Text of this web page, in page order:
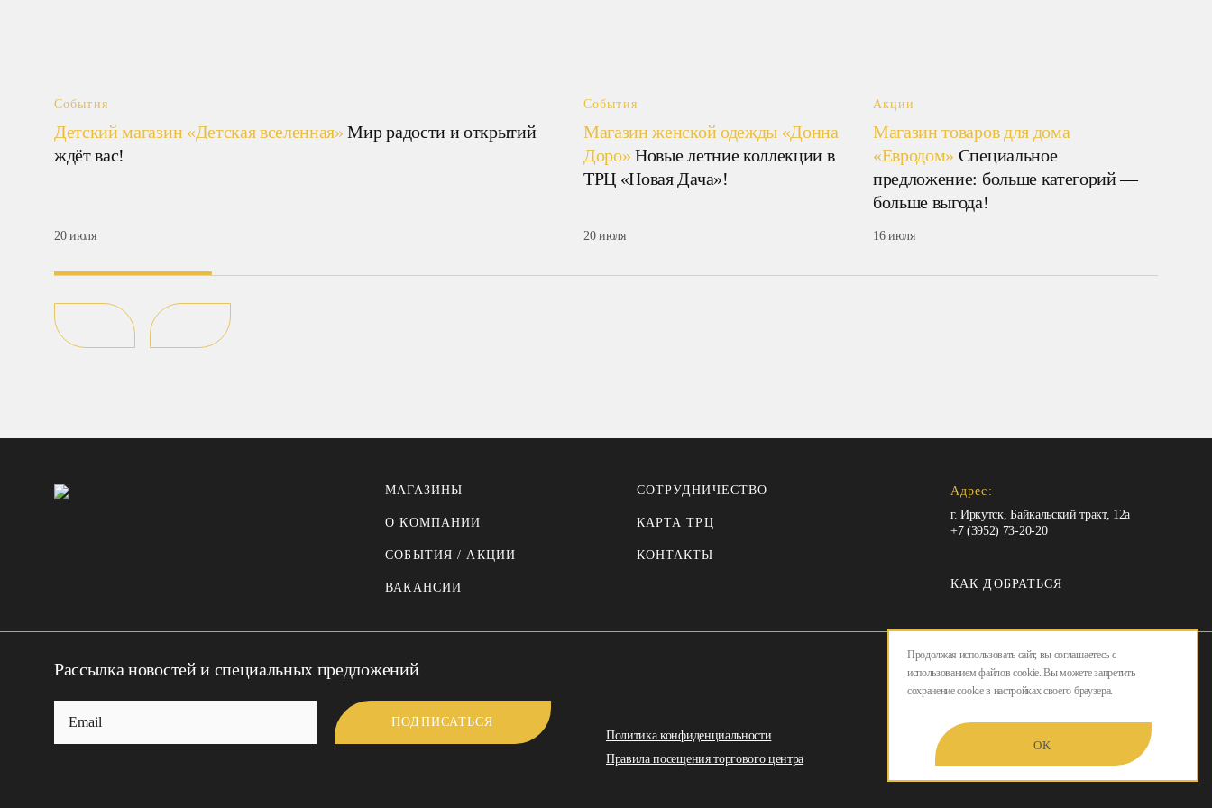
События
Детский магазин «Детская вселенная» Мир радости и открытий
ждёт вас!
20 июля
События
Магазин женской одежды «Донна
Доро» Новые летние коллекции в
ТРЦ «Новая Дача»!
20 июля
Акции
Магазин товаров для дома
«Евродом» Специальное
предложение: больше категорий —
больше выгода!
16 июля
МАГАЗИНЫ СОТРУДНИЧЕСТВО
О КОМПАНИИ КАРТА ТРЦ
СОБЫТИЯ / АКЦИИ КОНТАКТЫ
ВАКАНСИИ
Адрес:
г. Иркутск, Байкальский тракт, 12а
+7 (3952) 73-20-20
КАК ДОБРАТЬСЯ
Рассылка новостей и специальных предложений
Политика конфиденциальности
Правила посещения торгового центра
Copyright 2025
Продолжая использовать сайт, вы соглашаетесь с
использованием файлов cookie. Вы можете запретить
сохранение cookie в настройках своего браузера.
OK